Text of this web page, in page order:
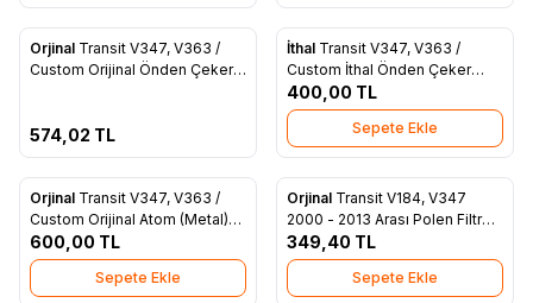
Favorilere Ekle
Orjinal Transit V347, V363 /
Custom Orijinal Önden Çeker
574,02 TL
Favorilere Ekle
İthal Transit V347, V363 /
Custom İthal Önden Çeker
Hava Filtresi (CC11 9601 CB)
400,00 TL
Sepete Ekle
Favorilere Ekle
Orjinal Transit V347, V363 /
Custom Orijinal Atom (Metal)
Yağ Filtresi (BK2Q 6714 BA)
600,00 TL
Sepete Ekle
Favorilere Ekle
Orjinal Transit V184, V347
2000 - 2013 Arası Polen Filtresi
- Transit V184, V347 2000-
2013 Orijinal Polen Filtresi
(8C16 16N619 A2A)
349,40 TL
Sepete Ekle